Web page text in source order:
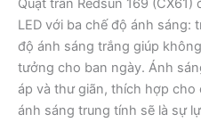
Quạt trần Redsun 169
LED với ba chế độ ánh sáng:
độ ánh sáng trắng giúp
tưởng cho ban ngày. Ánh
áp và thư giãn, thích hợp cho
ánh sáng trung tính sẽ là sự